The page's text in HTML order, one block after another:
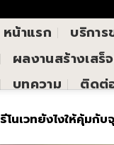
หน้าแรก บริการ
ผลงานสร้างเสร็
บทความ
ติดต่
รีโนเวทยังไงให้คุ้มกั